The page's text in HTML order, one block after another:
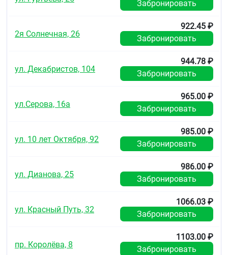
Забронировать
2я Солнечная, 26
922.45 ₽
Забронировать
ул. Декабристов, 104
944.78 ₽
Забронировать
ул.Серова, 16а
965.00 ₽
Забронировать
ул. 10 лет Октября, 92
985.00 ₽
Забронировать
ул. Дианова, 25
986.00 ₽
Забронировать
ул. Красный Путь, 32
1066.03 ₽
Забронировать
пр. Королёва, 8
1103.00 ₽
Забронировать